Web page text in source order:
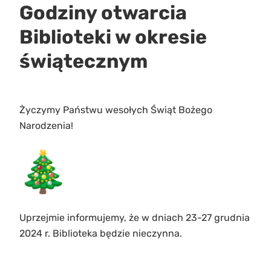
Godziny otwarcia
Biblioteki w okresie
świątecznym
Życzymy Państwu wesołych Świąt Bożego
Narodzenia!
Uprzejmie informujemy, że w dniach 23-27 grudnia
2024 r. Biblioteka będzie nieczynna.